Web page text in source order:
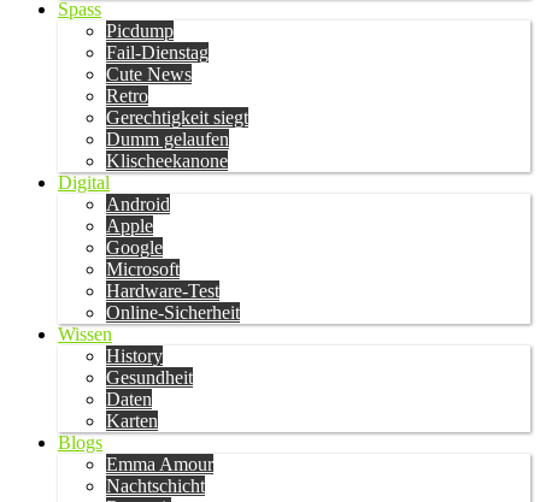
Spass
Picdump
Fail-Dienstag
Cute News
Retro
Gerechtigkeit siegt
Dumm gelaufen
Klischeekanone
Digital
Android
Apple
Google
Microsoft
Hardware-Test
Online-Sicherheit
Wissen
History
Gesundheit
Daten
Karten
Blogs
Emma Amour
Nachtschicht